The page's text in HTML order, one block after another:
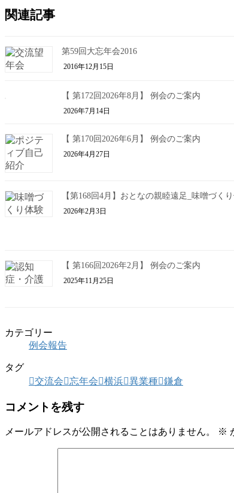
関連記事
第59回大忘年会2016
2016年12月15日
【 第172回2026年8月】 例会のご案内
2026年7月14日
【 第170回2026年6月】 例会のご案内
2026年4月27日
【第168回4月】おとなの親睦遠足_味噌づく
2026年2月3日
【 第166回2026年2月】 例会のご案内
2025年11月25日
カテゴリー
例会報告
タグ
交流会
忘年会 横浜 異業種 鎌倉
コメントを残す
メールアドレスが公開されることはありません。 ※